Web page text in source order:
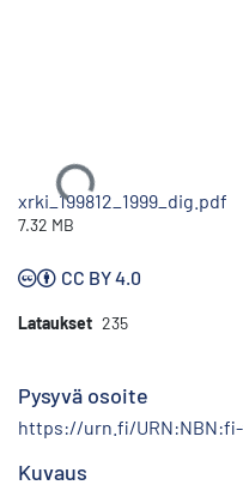
Ladataan...
xrki_199812_1999_dig.pdf
7.32 MB
CC BY 4.0
Lataukset 235
Pysyvä osoite
https://urn.fi/URN:NBN:fi-
Kuvaus